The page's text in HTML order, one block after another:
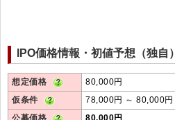
IPO価格情報・初値予想（独自）
想定価格
80,000円
仮条件
78,000円 ～ 80,000円
公募価格
80,000円